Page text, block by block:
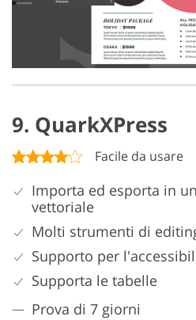
9. QuarkXPress
Facile da usare
Importa ed esporta in
vettoriale
Molti strumenti di
Supporto per
Supporta le tabelle
Prova di 7 giorni